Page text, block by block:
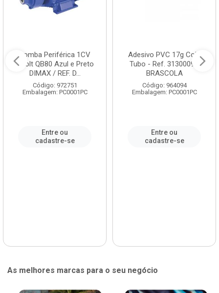
Bomba Periférica 1CV
Bivolt QB80 Azul e Preto
DIMAX / REF. D...
Código: 972751
Embalagem: PC0001PC
Entre ou
cadastre-se
Adesivo PVC 17g Cola
Tubo - Ref. 3130009 -
BRASCOLA
Código: 964094
Embalagem: PC0001PC
Entre ou
cadastre-se
As melhores marcas para o seu negócio